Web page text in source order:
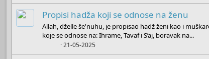
Propisi hadža koji se odnose na ženu
Allah, dželle še'nuhu, je propisao hadž ženi kao i
koje se odnose na: Ihrame, Tavaf i S’aj, boravak na...
21-05-2025